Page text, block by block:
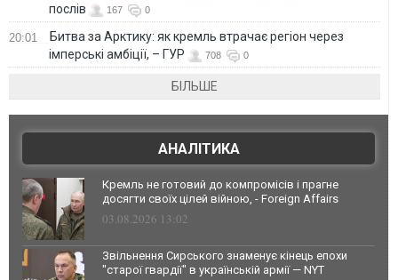
послів
167 0
20:01
Битва за Арктику: як кремль втрачає регіон через
імперські амбіції, – ГУР
708 0
БІЛЬШЕ
АНАЛІТИКА
Кремль не готовий до компромісів і прагне
досягти своїх цілей війною, - Foreign Affairs
03.08.2026 13:02
Звільнення Сирського знаменує кінець епохи
"старої гвардії" в українській армії — NYT